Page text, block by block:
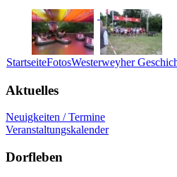
StartseiteFotosWesterweyher
Aktuelles
Neuigkeiten / Termine
Veranstaltungskalender
Dorfleben